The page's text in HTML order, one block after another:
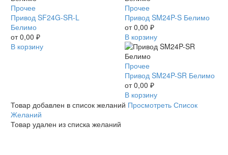
Привод
SF24G-
SR-
L
Белимо
Прочее
Привод SF24G-SR-L
Белимо
от0,00 ₽
В корзину
Привод
SM24P-
S
Белимо
Прочее
Привод SM24P-S Белимо
от0,00 ₽
В корзину
Привод
SM24P-
SR
Белимо
Прочее
Привод SM24P-SR Белимо
от0,00 ₽
В корзину
Товар добавлен в список желаний Просмотреть Список
Желаний
Товар удален из списка желаний